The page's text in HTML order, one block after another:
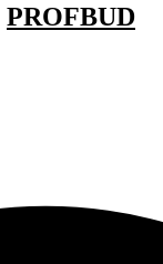
PROFBUD